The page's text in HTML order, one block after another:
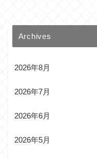
Archives
2026年8月
2026年7月
2026年6月
2026年5月